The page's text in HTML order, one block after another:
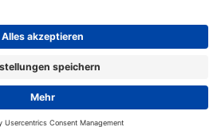
ANMELDEN